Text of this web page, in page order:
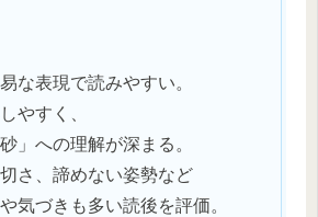
な表現で読みやすい。
やすく、
」への理解が深まる。
さ、諦めない姿勢など
気づきも多い読後を評価。